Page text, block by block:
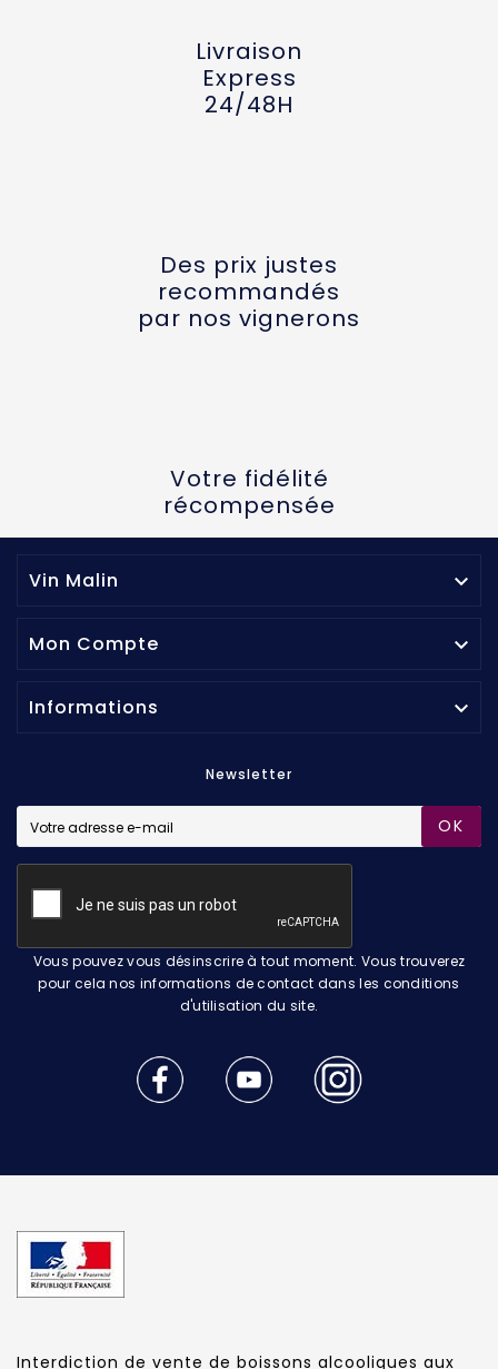
Livraison
Express
24/48H
Des prix justes
recommandés
par nos vignerons
Votre fidélité
récompensée
Vin Malin 
Mon Compte 
Informations 
Newsletter
OK
Vous pouvez vous désinscrire à tout moment. Vous trouverez
pour cela nos informations de contact dans les conditions
d'utilisation du site.
Interdiction de vente de boissons alcooliques aux